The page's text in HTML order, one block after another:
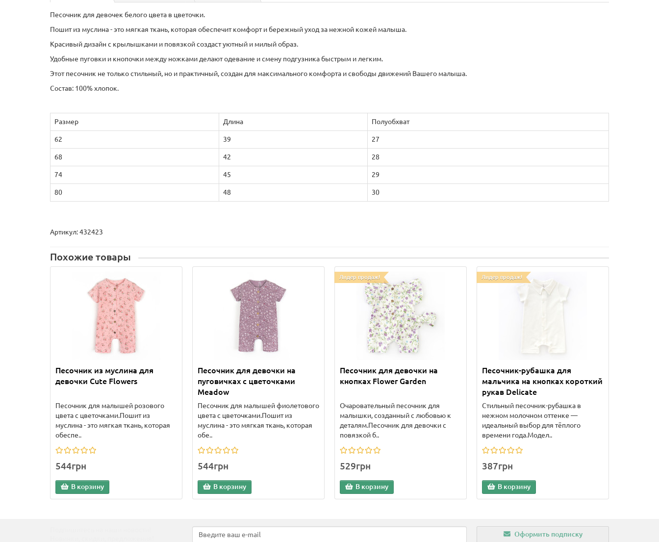
Песочник для девочек белого цвета в цветочки.
Пошит из муслина - это мягкая ткань, которая обеспечит комфорт и бережный уход за нежной кожей малыша.
Красивый дизайн с крылышками и повязкой создаст уютный и милый образ.
Удобные пуговки и кнопочки между ножками делают одевание и смену подгузника быстрым и легким.
Этот песочник не только стильный, но и практичный, создан для максимального комфорта и свободы движений Вашего малыша.
Состав: 100% хлопок.
Размер Длина Полуобхват
62 39 27
68 42 28
74 45 29
80 48 30
Артикул: 432423
Похожие товары
Песочник из муслина для
девочки Cute Flowers
Песочник для малышей розового
цвета с цветочками.Пошит из
муслина - это мягкая ткань, которая
обеспе..
544грн
В корзину
Песочник для девочки на
пуговичках с цветочками
Meadow
Песочник для малышей фиолетового
цвета с цветочками.Пошит из
муслина - это мягкая ткань, которая
обе..
544грн
В корзину
Лидер продаж!
Песочник для девочки на
кнопках Flower Garden
Очаровательный песочник для
малышки, созданный с любовью к
деталям.Песочник для девочки с
повязкой б..
529грн
В корзину
Лидер продаж!
Песочник-рубашка для
мальчика на кнопках короткий
рукав Delicate
Стильный песочник-рубашка в
нежном молочном оттенке —
идеальный выбор для тёплого
времени года.Модел..
387грн
В корзину
Оформить подписку